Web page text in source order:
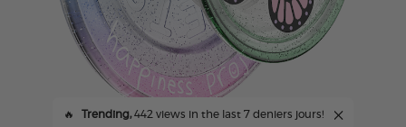
🔥 Trending,442 views in the last 7 deniers jours!